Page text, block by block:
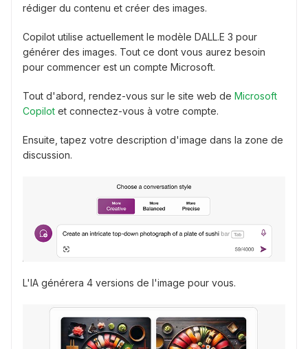
rédiger du contenu et créer des images.
Copilot utilise actuellement le modèle DALL.E 3 pour
générer des images. Tout ce dont vous aurez besoin
pour commencer est un compte Microsoft.
Tout d'abord, rendez-vous sur le site web de Microsoft
Copilot et connectez-vous à votre compte.
Ensuite, tapez votre description d'image dans la zone de
discussion.
L'IA générera 4 versions de l'image pour vous.